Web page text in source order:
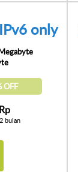
only
OFF
bulan